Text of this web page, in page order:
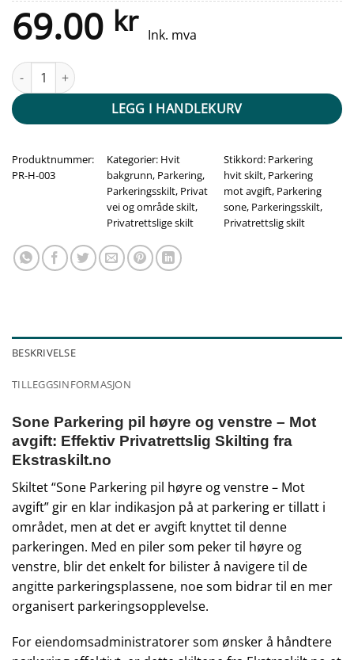
69.00 kr Ink. mva
Sone Parkering pil høyre og venstre - Mot avgift antall
LEGG I HANDLEKURV
Produktnummer:
PR-H-003
Kategorier: Hvit
bakgrunn, Parkering,
Parkeringsskilt, Privat
vei og område skilt,
Privatrettslige skilt
Stikkord: Parkering
hvit skilt, Parkering
mot avgift, Parkering
sone, Parkeringsskilt,
Privatrettslig skilt
BESKRIVELSE
TILLEGGSINFORMASJON
Sone Parkering pil høyre og venstre – Mot
avgift: Effektiv Privatrettslig Skilting fra
Ekstraskilt.no
Skiltet “Sone Parkering pil høyre og venstre – Mot
avgift” gir en klar indikasjon på at parkering er tillatt i
området, men at det er avgift knyttet til denne
parkeringen. Med en piler som peker til høyre og
venstre, blir det enkelt for bilister å navigere til de
angitte parkeringsplassene, noe som bidrar til en mer
organisert parkeringsopplevelse.
For eiendomsadministratorer som ønsker å håndtere